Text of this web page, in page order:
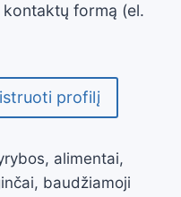
formą (el.
profilį
alimentai,
baudžiamoji